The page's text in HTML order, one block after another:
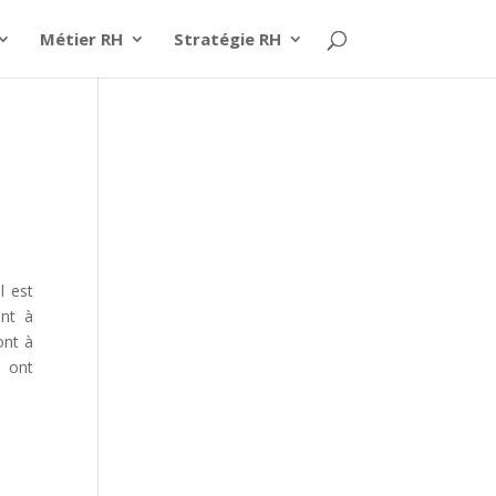
Métier RH Stratégie RH
est
à
à
ont